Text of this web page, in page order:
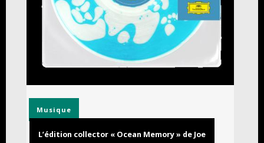
Musique
L’édition collector « Ocean Memory » de Joe